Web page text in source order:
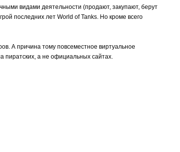
видами деятельности (продают, закупают, берут
последних лет World of Tanks. Но кроме всего
А причина тому повсеместное виртуальное
пиратских, а не официальных сайтах.